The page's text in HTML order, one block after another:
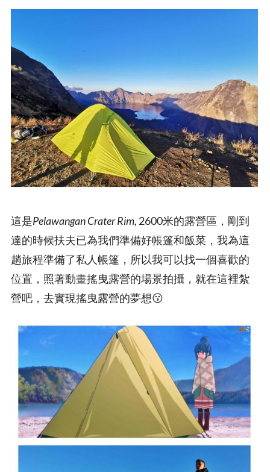
這是Pelawangan Crater Rim, 2600米的露營區，剛到
達的時候扶夫已為我們準備好帳篷和飯菜，我為這
趟旅程準備了私人帳篷，所以我可以找一個喜歡的
位置，照著動畫搖曳露營的場景拍攝，就在這裡紮
營吧，去實現搖曳露營的夢想😗